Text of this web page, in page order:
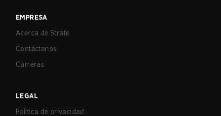
EMPRESA
Acerca de Strafe
Contáctanos
Carreras
LEGAL
Política de privacidad